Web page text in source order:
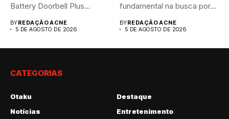
Battery Doorbell Plus...
BYREDAÇÃO ACNE
5 DE AGOSTO DE 2026
fundamental na busca por...
BYREDAÇÃO ACNE
5 DE AGOSTO DE 2026
CATEGORIAS
Otaku
Destaque
Notícias
Entretenimento